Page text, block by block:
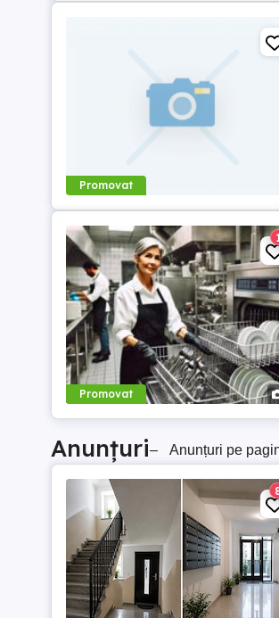
Promovat
Promovat
Anunțuri– Anunțuri pe